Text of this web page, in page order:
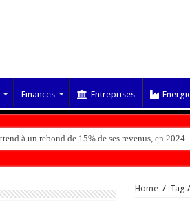
Finances Entreprises
à un rebond de 15% de ses revenus, en 2024
Home / Tag